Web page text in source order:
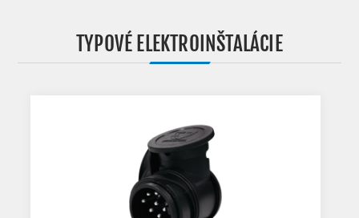
TYPOVÉ ELEKTROINŠTALÁCIE